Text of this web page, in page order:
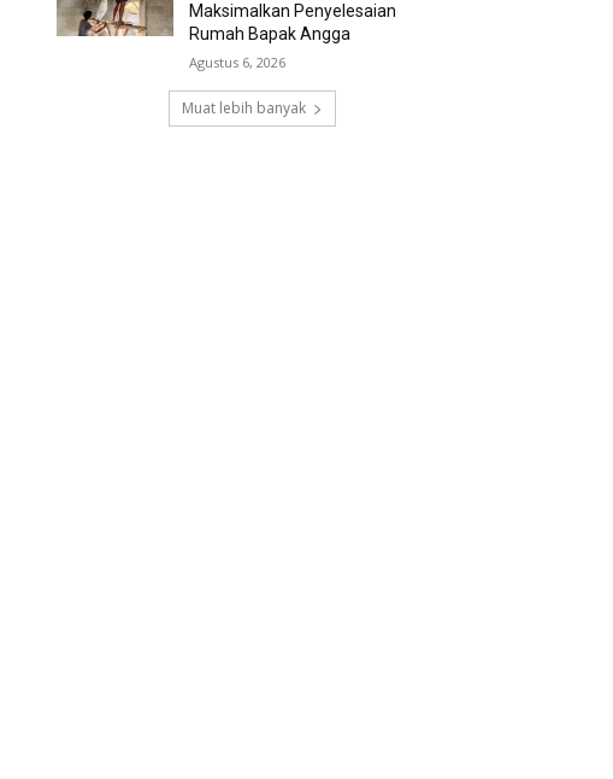
Maksimalkan Penyelesaian
Rumah Bapak Angga
Agustus 6, 2026
Muat lebih banyak